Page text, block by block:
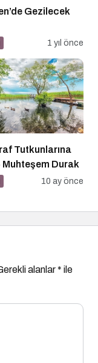
Gezilecek
1 yıl önce
Tutkunlarına
Muhteşem Durak
10 ay önce
alanlar* ile